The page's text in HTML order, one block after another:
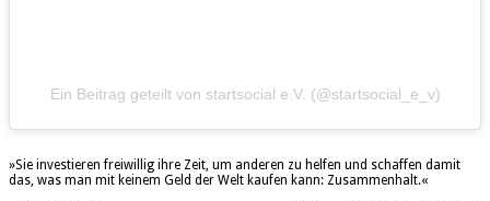
Ein Beitrag geteilt von startsocial e.V. (@startsocial_e_v)
»Sie investieren freiwillig ihre Zeit, um anderen zu helfen und schaffen damit
das, was man mit keinem Geld der Welt kaufen kann: Zusammenhalt.«